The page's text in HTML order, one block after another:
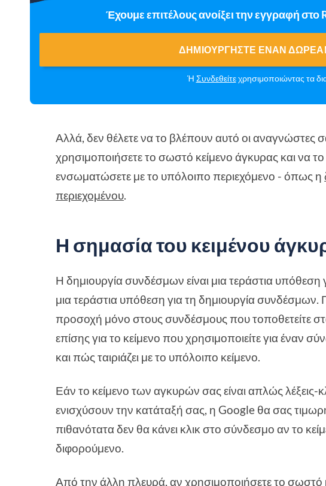
Έχουμε επιτέλους ανοίξει την εγγραφή
ΔΗΜΙΟΥΡΓΉΣΤΕ ΈΝΑΝ
Ή Συνδεθείτεχρησιμοποιώντας τα
Αλλά, δεν θέλετε να το βλέπουν αυτό οι αναγνώστες
χρησιμοποιήσετε το σωστό κείμενο άγκυρας και να το
ενσωματώσετε με το υπόλοιπο περιεχόμενο - όπως η
περιεχομένου.
Η σημασία του κειμένου
Η δημιουργία συνδέσμων είναι μια τεράστια υπόθεση
μια τεράστια υπόθεση για τη δημιουργία συνδέσμων.
προσοχή μόνο στους συνδέσμους που τοποθετείτε
επίσης για το κείμενο που χρησιμοποιείτε για έναν
και πώς ταιριάζει με το υπόλοιπο κείμενο.
Εάν το κείμενο των αγκυρών σας είναι απλώς λέξεις-
ενισχύσουν την κατάταξή σας, η Google θα σας
πιθανότατα δεν θα κάνει κλικ στο σύνδεσμο αν το
διφορούμενο.
Από την άλλη πλευρά, αν χρησιμοποιήσετε το σωστό